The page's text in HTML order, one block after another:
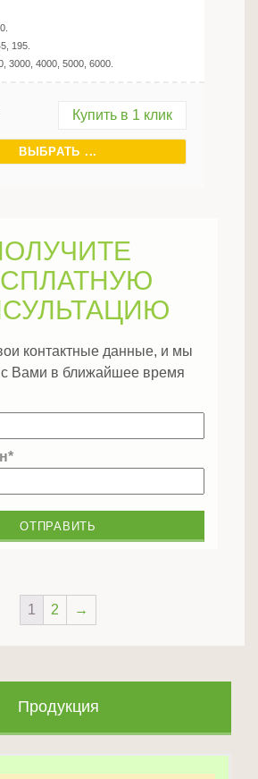
Продукция
195
3000, 4000, 5000, 6000
Купить в 1 клик
ВЫБРАТЬ ...
контактные данные, и мы
Вами в ближайшее время
1 2 →